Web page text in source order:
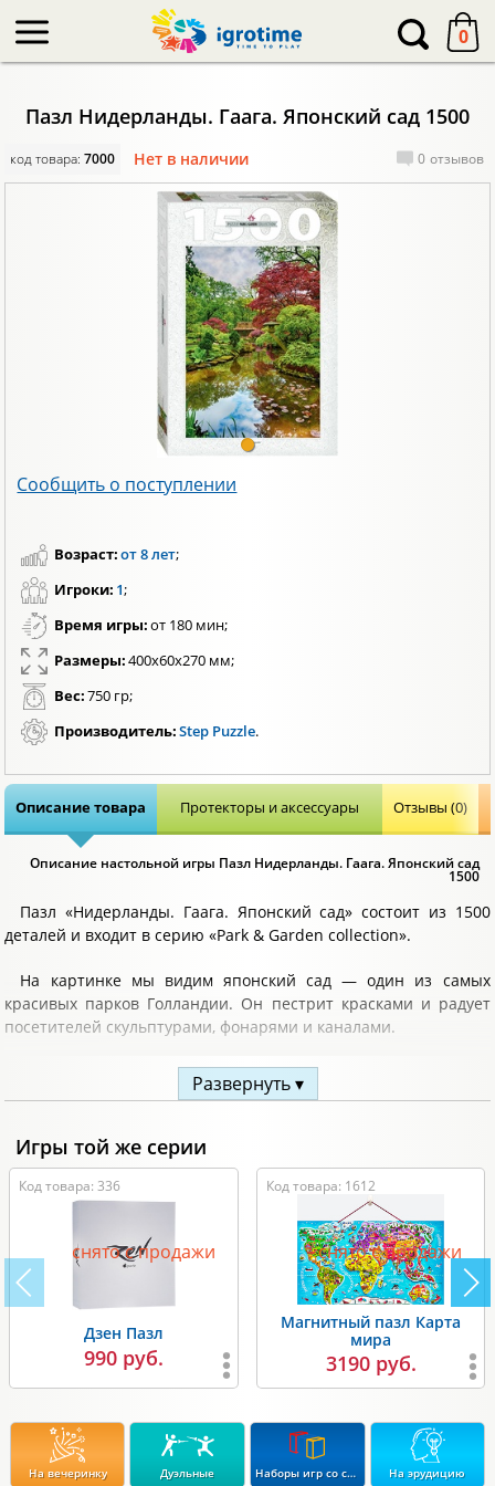
0
Пазл Нидерланды. Гаага. Японский сад 1500
код товара:7000 Нет в наличии 0 отзывов
Сообщить о поступлении
Возраст:от 8 лет;
Игроки: 1;
Время игры:от 180 мин;
Размеры:400x60x270 мм;
Вес:750 гр;
Производитель:Step Puzzle.
Описание товара Протекторы и аксессуары Отзывы (0)
Описание настольной игры Пазл Нидерланды. Гаага. Японский сад
1500
Пазл «Нидерланды. Гаага. Японский сад» состоит из 1500
деталей и входит в серию «Park & Garden collection».
На картинке мы видим японский сад — один из самых
красивых парков Голландии. Он пестрит красками и радует
посетителей скульптурами, фонарями и каналами.
Размер собранного изображения - 85х58 см.
1500 деталей.
Развернуть ▾
Игры той же серии
Код товара: 336
Дзен Пазл
990 руб.
снято с продажи
Код товара: 1612
Магнитный пазл Карта
мира
3190 руб.
снято с продажи
Дуэльные Наборы игр со скидкой до 15% На эрудицию
На вечеринку